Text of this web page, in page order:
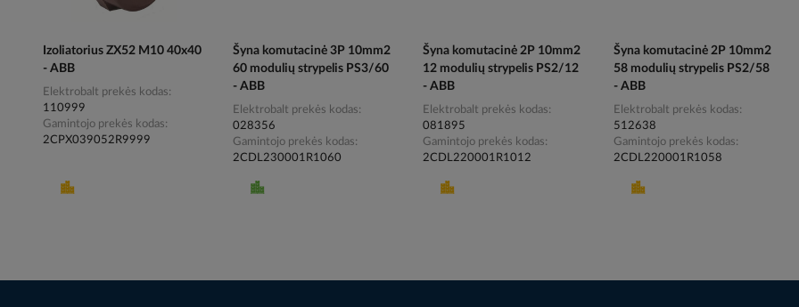
Izoliatorius ZX52 M10 40x40
- ABB
Elektrobalt prekės kodas
110999
Gamintojo prekės kodas
2CPX039052R9999
Šyna komutacinė 3P 10mm2
60 modulių strypelis PS3/60
- ABB
Elektrobalt prekės kodas
028356
Gamintojo prekės kodas
2CDL230001R1060
Šyna komutacinė 2P 10mm2
12 modulių strypelis PS2/12
- ABB
Elektrobalt prekės kodas
081895
Gamintojo prekės kodas
2CDL220001R1012
Šyna komutacinė 2P 10mm2
58 modulių strypelis PS2/58
- ABB
Elektrobalt prekės kodas
512638
Gamintojo prekės kodas
2CDL220001R1058